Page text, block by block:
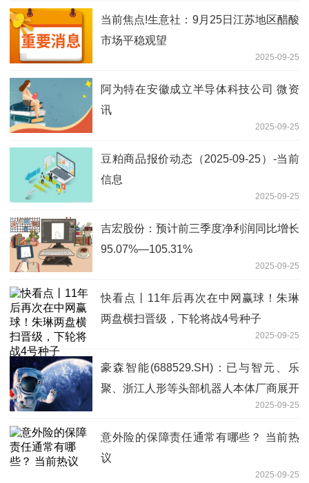
当前焦点!生意社：9月25日江苏地区醋酸
市场平稳观望
2025-09-25
阿为特在安徽成立半导体科技公司 微资
讯
2025-09-25
豆粕商品报价动态（2025-09-25）-当前
信息
2025-09-25
吉宏股份：预计前三季度净利润同比增长
95.07%—105.31%
2025-09-25
快看点丨11年后再次在中网赢球！朱琳
两盘横扫晋级，下轮将战4号种子
2025-09-25
豪森智能(688529.SH)：已与智元、乐
聚、浙江人形等头部机器人本体厂商展开
2025-09-25
意外险的保障责任通常有哪些？ 当前热
议
2025-09-25